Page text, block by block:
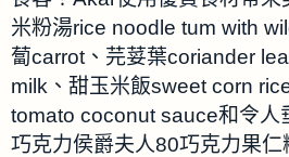
米粉湯rice noodle tum with
蔔carrot、芫荽葉coriander
milk、甜玉米飯sweet corn
tomato coconut sauce和令人
巧克力侯爵夫人80巧克力果